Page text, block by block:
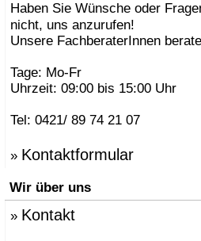
»Alberto Fabbian
»Alex Sachetti
» Alexander Schenk
»amei
» Andrea Crosetta
»Andreas Ulbricht
»Anna-Maria Nilsson
»Antonio Norero
»Apartment 8
»Arne Jacobsen
»Atmosphere Globus
Haben Sie Wünsche oder
nicht, uns anzurufen!
Unsere FachberaterInnen
Tage: Mo-Fr
Uhrzeit: 09:00 bis 15:00 Uhr
Tel: 0421/ 89 74 21 07
» Kontaktformular
Wir über uns
» Kontakt